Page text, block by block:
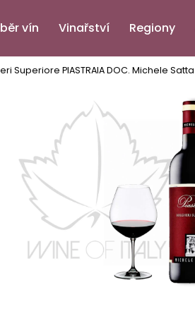
vín Vinařství Regiony
Superiore PIASTRAIA DOC. Michele Satta
Co potřebujete najít?
Doporučujeme